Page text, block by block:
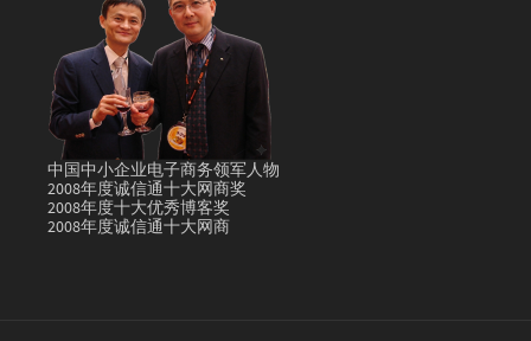
中国中小企业电子商务领军人物
2008年度诚信通十大网商奖
2008年度十大优秀博客奖
2008年度诚信通十大网商